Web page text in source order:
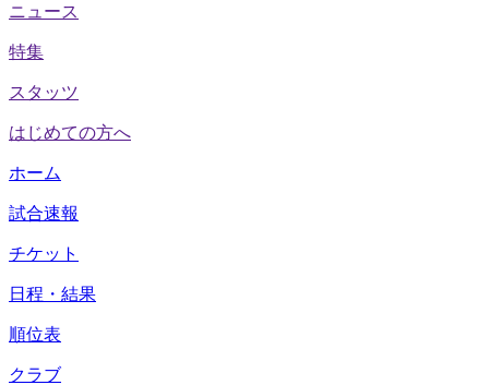
ニュース
特集
スタッツ
はじめての方へ
ホーム
試合速報
チケット
日程・結果
順位表
クラブ